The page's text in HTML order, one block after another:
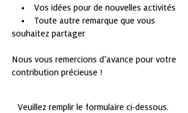
• Vos idées pour de nouvelles activités
• Toute autre remarque que vous
souhaitez partager
Nous vous remercions d’avance pour votre
contribution précieuse !
Veuillez remplir le formulaire ci-dessous.